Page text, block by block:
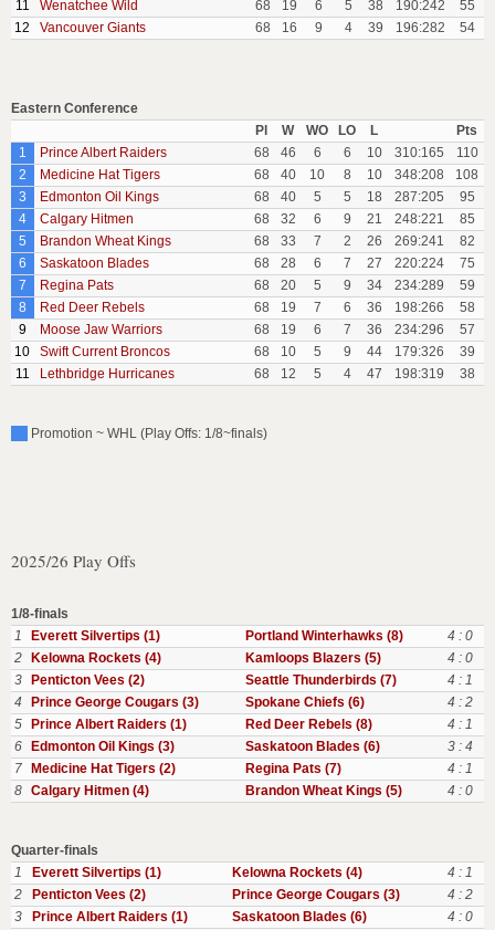
11
Wenatchee Wild 68 19 6 5 38 190:242
55
12
Vancouver Giants 68 16 9 4 39 196:282 54
Eastern Conference
Pl
W WO LO L
Pts
1
Prince Albert Raiders 68 46 6 6 10 310:165
110
2
Medicine Hat Tigers 68 40 10 8 10 348:208
108
3
Edmonton Oil Kings 68 40 5 5 18 287:205
95
4
Calgary Hitmen 68 32 6 9 21 248:221
85
5
Brandon Wheat Kings 68 33 7 2 26 269:241
82
6
Saskatoon Blades 68 28 6 7 27 220:224
75
7
Regina Pats 68 20 5 9 34 234:289
59
8
Red Deer Rebels 68 19 7 6 36 198:266
58
9
Moose Jaw Warriors 68 19 6 7 36 234:296
57
10
Swift Current Broncos 68 10 5 9 44 179:326
39
11
Lethbridge Hurricanes 68 12 5 4 47 198:319 38
Promotion ~ WHL (Play Offs: 1/8~finals)
2025/26 Play Offs
1/8-finals
1
Everett Silvertips (1) Portland Winterhawks (8)
4 : 0
2
Kelowna Rockets (4) Kamloops Blazers (5)
4 : 0
3
Penticton Vees (2) Seattle Thunderbirds (7)
4 : 1
4
Prince George Cougars (3) Spokane Chiefs (6)
4 : 2
5
Prince Albert Raiders (1) Red Deer Rebels (8)
4 : 1
6
Edmonton Oil Kings (3) Saskatoon Blades (6)
3 : 4
7
Medicine Hat Tigers (2) Regina Pats (7)
4 : 1
8 Calgary Hitmen (4) Brandon Wheat Kings (5) 4 : 0
Quarter-finals
1
Everett Silvertips (1) Kelowna Rockets (4)
4 : 1
2
Penticton Vees (2) Prince George Cougars (3)
4 : 2
3
Prince Albert Raiders (1) Saskatoon Blades (6)
4 : 0